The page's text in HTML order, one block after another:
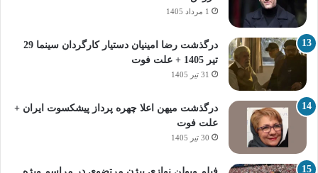
1 مرداد 1405
درگذشت رضا امینیان دستیار کارگردان سینما 29
تیر 1405 + علت فوت
31 تیر 1405
درگذشت میهن اعلا چهره پرداز پیشکسوت ایران +
علت فوت
30 تیر 1405